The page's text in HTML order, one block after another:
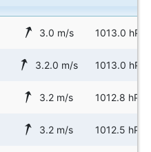
3.0 m/s 1013.0 hPa
3.2.0 m/s 1013.0 hPa
3.2 m/s 1012.8 hPa
3.2 m/s 1012.5 hPa